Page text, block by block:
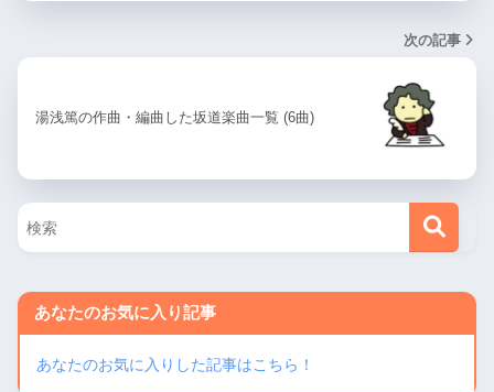
次の記事
湯浅篤の作曲・編曲した坂道楽曲一覧 (6曲)
あなたのお気に入り記事
あなたのお気に入りした記事はこちら！